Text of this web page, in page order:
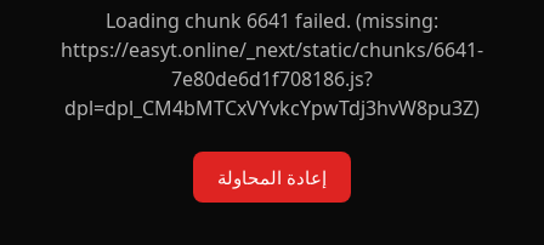
Loading chunk 6641 failed. (missing:
https://easyt.online/_next/static/chunks/6641-
7e80de6d1f708186.js?
dpl=dpl_CM4bMTCxVYvkcYpwTdj3hvW8pu3Z)
إعادة المحاولة